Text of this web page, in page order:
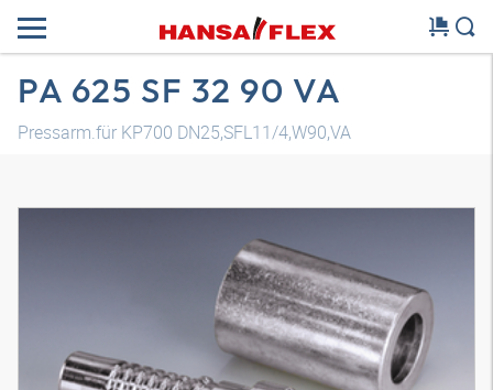
PA 625 SF 32 90 VA
Pressarm.für KP700 DN25,SFL11/4,W90,VA